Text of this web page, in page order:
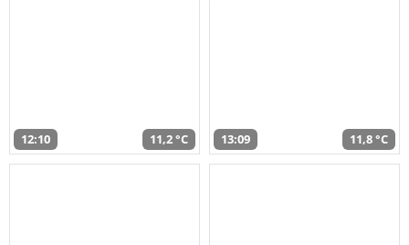
12:10 11,2 °C 13:09 11,8 °C